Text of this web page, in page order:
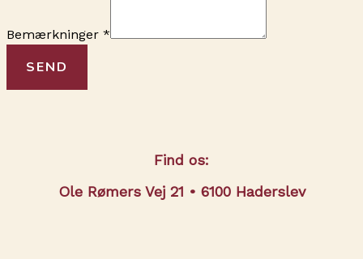
Bemærkninger *
SEND
Find os:
Ole Rømers Vej 21 • 6100 Haderslev